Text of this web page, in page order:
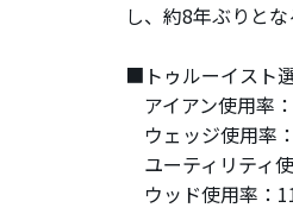
し、約8年ぶりと
■トゥルーイスト
アイアン使用率
ウェッジ使用率
ユーティリティ
ウッド使用率：